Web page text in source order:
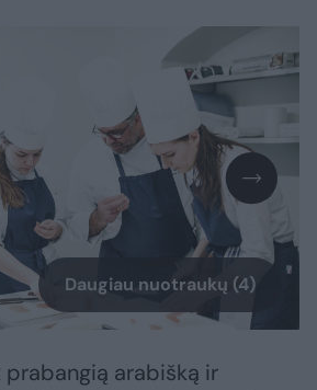
Daugiau nuotraukų (4)
prabangią arabišką ir